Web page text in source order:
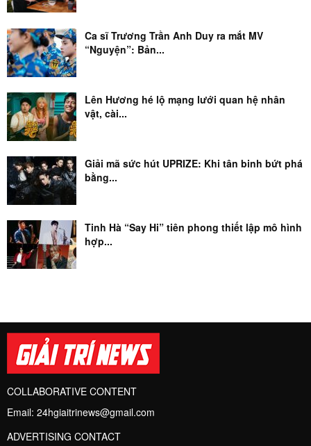
Ca sĩ Trương Trần Anh Duy ra mắt MV
“Nguyện”: Bản...
Lên Hương hé lộ mạng lưới quan hệ nhân
vật, cài...
Giải mã sức hút UPRIZE: Khi tân binh bứt phá
bằng...
Tinh Hà “Say Hi” tiên phong thiết lập mô hình
hợp...
COLLABORATIVE CONTENT
Email: 24hgiaitrinews@gmail.com
ADVERTISING CONTACT